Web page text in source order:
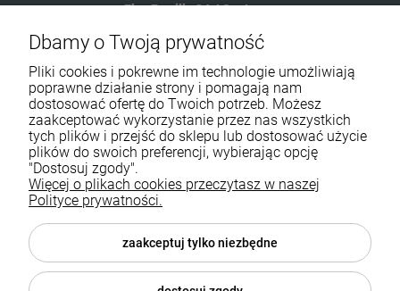
Eko-Familia GAJ Sp.Jawna
Gdańska 60
90-616 Łódź
790 727 174
sklep@eko-familia.pl
Informacje o sklepie
Suplementy diety
Popularne kategorie
Dbamy o Twoją prywatność
Pliki cookies i pokrewne im technologie umożliwiają
poprawne działanie strony i pomagają nam
dostosować ofertę do Twoich potrzeb. Możesz
zaakceptować wykorzystanie przez nas wszystkich
tych plików i przejść do sklepu lub dostosować użycie
plików do swoich preferencji, wybierając opcję
"Dostosuj zgody".
Więcej o plikach cookies przeczytasz w naszej
Polityce prywatności.
zaakceptuj tylko niezbędne
Zasubskrybuj nasz newsletter
i otrzymaj5% rabatu na zakupy.
Twój email